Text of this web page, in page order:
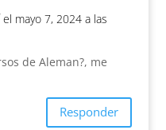
el mayo 7, 2024 a las
de Aleman?, me
Responder